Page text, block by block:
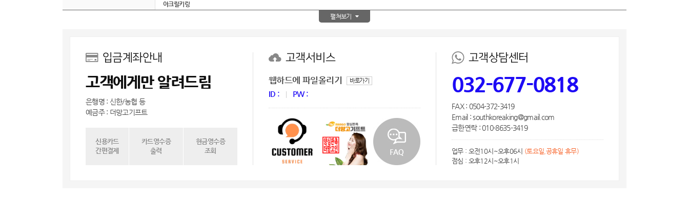
아크릴키링
펼쳐보기
입금계좌안내
고객에게만 알려드림
은행명 : 신한/농협 등
예금주 : 더망고기프트
신용카드
간편결제
카드영수증
출력
현금영수증
조회
고객서비스
웹하드에 파일올리기 바로가기
ID : PW :
고객상담센터
032-677-0818
FAX : 0504-372-3419
Email : southkoreaking@gmail.com
급한연락 : 010-8635-3419
업무 : 오전10시~오후06시 (토요일,공휴일 휴무)
점심 : 오후12시~오후1시